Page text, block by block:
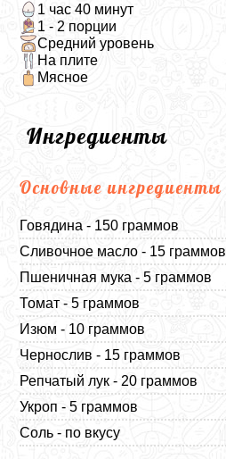
1 час 40 минут
1 - 2 порции
Средний уровень
На плите
Мясное
Ингредиенты
Основные ингредиенты
Говядина - 150 граммов
Сливочное масло - 15 граммов
Пшеничная мука - 5 граммов
Томат - 5 граммов
Изюм - 10 граммов
Чернослив - 15 граммов
Репчатый лук - 20 граммов
Укроп - 5 граммов
Соль - по вкусу